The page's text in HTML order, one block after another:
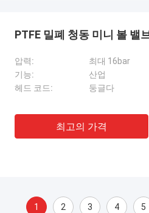
PTFE 밀폐 청동 미니 볼 밸
압력:
최대 16bar
기능:
산업
헤드 코드:
둥글다
최고의 가격
1 2 3 4 5